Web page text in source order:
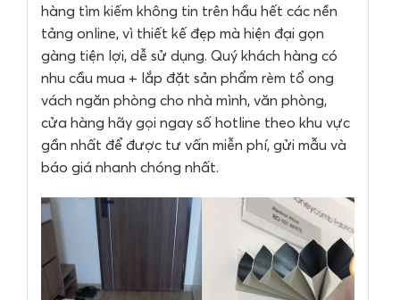
hàng tìm kiếm không tin trên hầu hết các nền
tảng online, vì thiết kế đẹp mà hiện đại gọn
gàng tiện lợi, dễ sử dụng. Quý khách hàng có
nhu cầu mua + lắp đặt sản phẩm rèm tổ ong
vách ngăn phòng cho nhà mình, văn phòng,
cửa hàng hãy gọi ngay số hotline theo khu vực
gần nhất để được tư vấn miễn phí, gửi mẫu và
báo giá nhanh chóng nhất.